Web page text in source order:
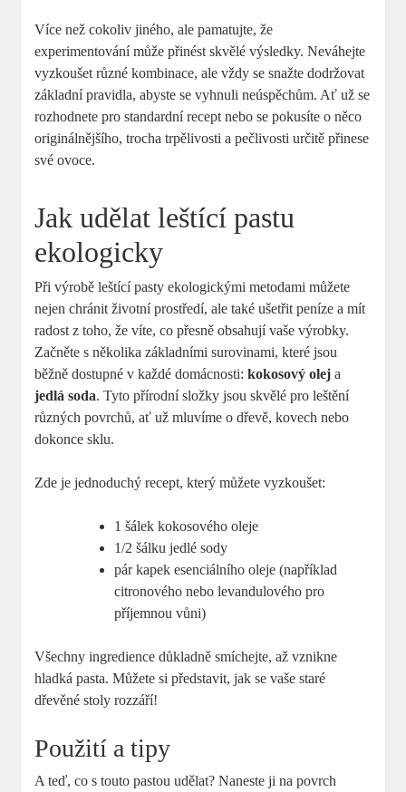
Více než cokoliv jiného, ale pamatujte, že
experimentování může přinést skvělé výsledky. Neváhejte
vyzkoušet různé kombinace, ale vždy se snažte dodržovat
základní pravidla, abyste se vyhnuli neúspěchům. Ať už se
rozhodnete pro standardní recept nebo se pokusíte o něco
originálnějšího, trocha trpělivosti a pečlivosti určitě přinese
své ovoce.
Jak udělat leštící pastu
ekologicky
Při výrobě leštící pasty ekologickými metodami můžete
nejen chránit životní prostředí, ale také ušetřit peníze a mít
radost z toho, že víte, co přesně obsahují vaše výrobky.
Začněte s několika základními surovinami, které jsou
běžně dostupné v každé domácnosti:kokosový olej a
jedlá soda. Tyto přírodní složky jsou skvělé pro leštění
různých povrchů, ať už mluvíme o dřevě, kovech nebo
dokonce sklu.
Zde je jednoduchý recept, který můžete vyzkoušet:
1 šálek kokosového oleje
1/2 šálku jedlé sody
pár kapek esenciálního oleje (například
citronového nebo levandulového pro
příjemnou vůni)
Všechny ingredience důkladně smíchejte, až vznikne
hladká pasta. Můžete si představit, jak se vaše staré
dřevěné stoly rozzáří!
Použití a tipy
A teď, co s touto pastou udělat? Naneste ji na povrch